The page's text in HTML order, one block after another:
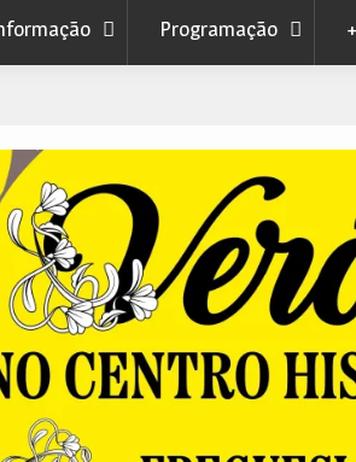
Programação